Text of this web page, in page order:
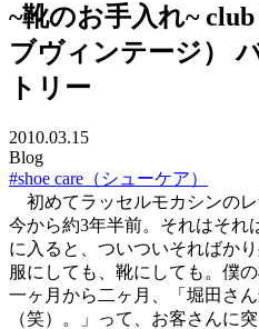
~靴のお手入れ~
ブヴィンテージ）
トリー
2010.03.15
Blog
#shoe care（シューケア）
初めてラッセルモカシンのレ
今から約3年半前。それはそ
に入ると、ついついそればか
服にしても、靴にしても。僕
一ヶ月から二ヶ月、「堀田さ
（笑）。」って、お客さんに